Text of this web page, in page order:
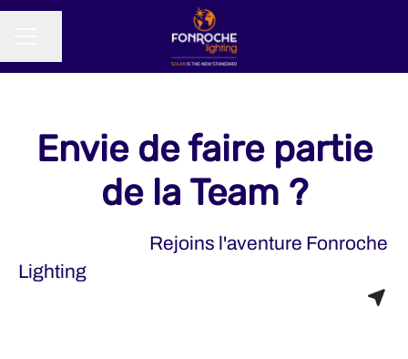
Envie de faire partie
de la Team ?
Rejoins l'aventure Fonroche
Lighting